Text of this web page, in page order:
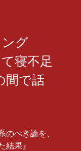
グ
寝不足
間で話
のべき論を、
結果』